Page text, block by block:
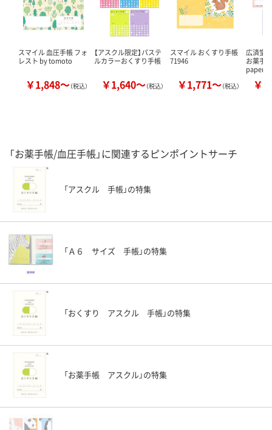
スマイル 血圧手帳 フォ
レスト by tomoto
￥1,848～（税込）
【アスクル限定】パステ
ルカラーおくすり手帳
￥1,640～（税込）
スマイル おくすり手帳
71946
￥1,771～（税込）
広済堂
お薬手
paper
￥
「お薬手帳/血圧手帳」に関連するピンポイントサーチ
「アスクル 手帳」の特集
「Ａ６ サイズ 手帳」の特集
「おくすり アスクル 手帳」の特集
「お薬手帳 アスクル」の特集